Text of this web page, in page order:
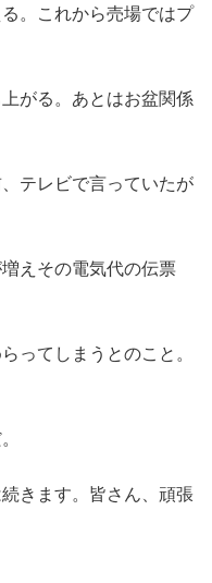
。これから売場ではプ
がる。あとはお盆関係
テレビで言っていたが
えその電気代の伝票
ってしまうとのこと。
きます。皆さん、頑張